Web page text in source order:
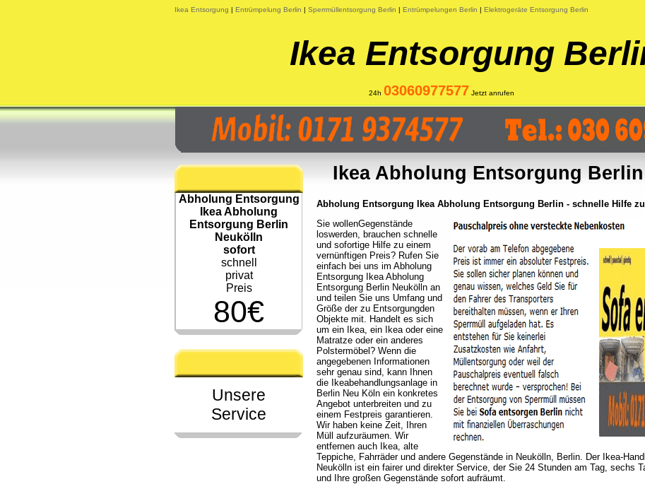
Ikea Entsorgung | Entrümpelung Berlin | Sperrmüllentsorgung Berlin | Entrümpelungen Berlin | Elektrogeräte Entsorgung Berlin
Ikea Entsorgung
24h 03060977577 Jetzt anrufen
Abholung Entsorgung
Ikea Abholung
Entsorgung Berlin
Neukölln
sofort
schnell
privat
Preis
80€
Unsere
Service
Ikea Abholung Entsorgung
Abholung Entsorgung Ikea Abholung Entsorgung Berlin - schnelle Hilfe
Sie wollenGegenstände
loswerden, brauchen schnelle
und sofortige Hilfe zu einem
vernünftigen Preis? Rufen Sie
einfach bei uns im Abholung
Entsorgung Ikea Abholung
Entsorgung Berlin Neukölln an
und teilen Sie uns Umfang und
Größe der zu Entsorgungden
Objekte mit. Handelt es sich
um ein Ikea, ein Ikea oder eine
Matratze oder ein anderes
Polstermöbel? Wenn die
angegebenen Informationen
sehr genau sind, kann Ihnen
die Ikeabehandlungsanlage in
Berlin Neu Köln ein konkretes
Angebot unterbreiten und zu
einem Festpreis garantieren.
Wir haben keine Zeit, Ihren
Müll aufzuräumen. Wir
entfernen auch Ikea, alte
Teppiche, Fahrräder und andere Gegenstände in Neukölln, Berlin. Der Ikea-
Neukölln ist ein fairer und direkter Service, der Sie 24 Stunden am Tag, sechs
und Ihre großen Gegenstände sofort aufräumt.